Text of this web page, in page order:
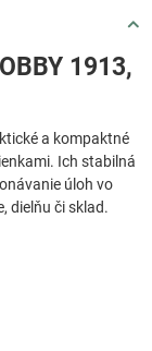
1913,
a kompaktné
Ich stabilná
úloh vo
dielňu či sklad.